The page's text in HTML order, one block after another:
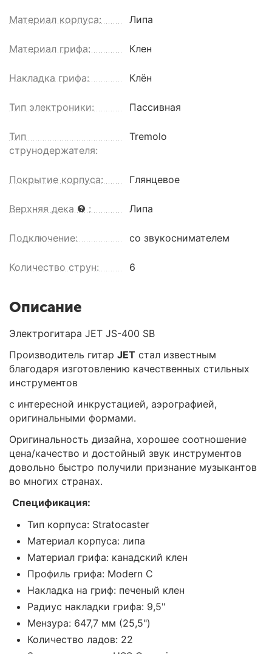
Материал корпуса: Липа
Материал грифа: Клен
Накладка грифа: Клён
Тип электроники: Пассивная
Тип
струнодержателя:
Tremolo
Покрытие корпуса: Глянцевое
Верхняя дека : Липа
Подключение: со звукоснимателем
Количество струн: 6
Описание
Электрогитара JET JS-400 SB
Производитель гитар JET стал известным
благодаря изготовлению качественных стильных
инструментов
с интересной инкрустацией, аэрографией,
оригинальными формами.
Оригинальность дизайна, хорошее соотношение
цена/качество и достойный звук инструментов
довольно быстро получили признание музыкантов
во многих странах.
Спецификация:
Тип корпуса: Stratocaster
Материал корпуса: липа
Материал грифа: канадский клен
Профиль грифа: Modern C
Накладка на гриф: печеный клен
Радиус накладки грифа: 9,5"
Мензура: 647,7 мм (25,5")
Количество ладов: 22